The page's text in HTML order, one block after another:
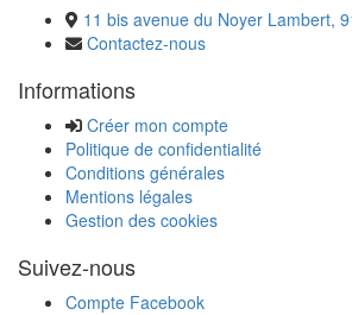
11 bis avenue du Noyer Lambert,
Contactez-nous
Informations
Créer mon compte
Politique de confidentialité
Conditions générales
Mentions légales
Gestion des cookies
Suivez-nous
Compte Facebook